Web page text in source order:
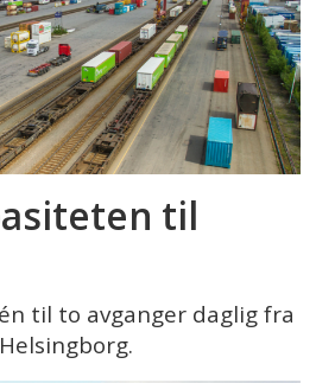
til
til to avganger daglig fra